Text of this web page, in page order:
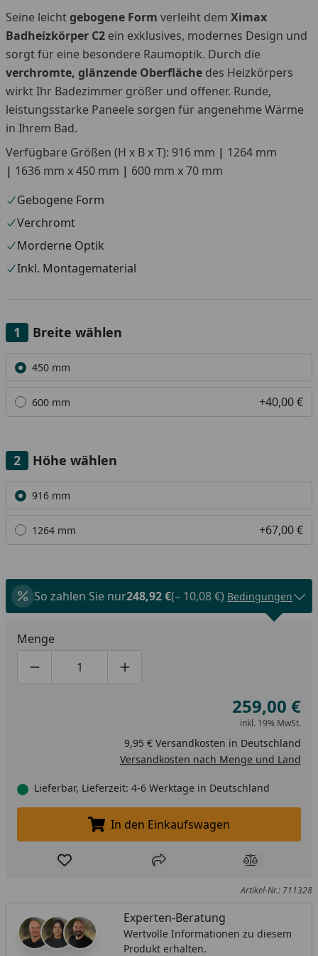
Seine leichtgebogene Form verleiht dem Ximax
Badheizkörper C2 ein exklusives, modernes Design und
sorgt für eine besondere Raumoptik. Durch die
verchromte, glänzende Oberfläche des Heizkörpers
wirkt Ihr Badezimmer größer und offener. Runde,
leistungsstarke Paneele sorgen für angenehme Wärme
in Ihrem Bad.
Verfügbare Größen (H x B x T): 916 mm | 1264 mm
| 1636 mm x 450 mm | 600 mm x 70 mm
Gebogene Form
Verchromt
Morderne Optik
Inkl. Montagematerial
Breite wählen
Alle anzeigen (2)
450 mm
600 mm +40,00 €
Höhe wählen
Alle anzeigen (2)
916 mm
1264 mm +67,00 €
So zahlen Sie nur248,92 €(– 10,08 €) Bedingungen
Menge
Produktmenge um eins verringern
Produktmenge manuell eingeben
Produktmenge um eins erhöhen
259,00 €
inkl. 19% MwSt.
9,95 € Versandkosten in Deutschland
Versandkosten nach Menge und Land
Lieferbar, Lieferzeit: 4-6 Werktage in Deutschland
In den Einkaufswagen legen
In den Einkaufswagen
Produkt zur Wunschliste hinzufügen
Teilen Produkt
Artikel-Nr.: 711328
Experten-Beratung
Wertvolle Informationen zu diesem
Produkt erhalten.